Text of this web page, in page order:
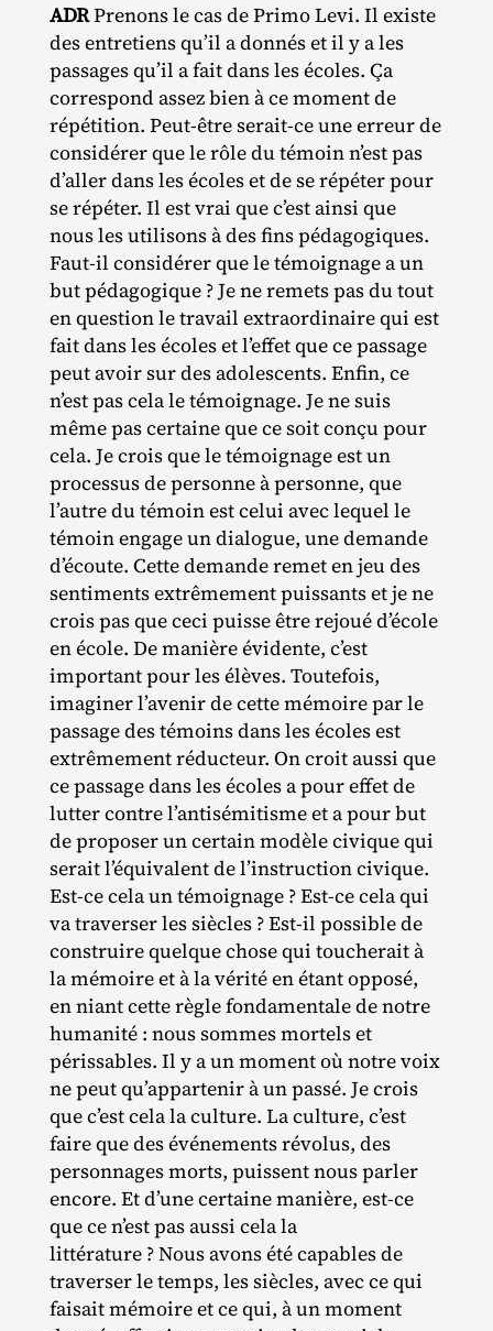
ADRPrenons le cas de Primo Levi. Il existe
des entretiens qu’il a donnés et il y a les
passages qu’il a fait dans les écoles. Ça
correspond assez bien à ce moment de
répétition. Peut‐​être serait‐​ce une erreur de
considérer que le rôle du témoin n’est pas
d’aller dans les écoles et de se répéter pour
se répéter. Il est vrai que c’est ainsi que
nous les utilisons à des fins pédagogiques.
Faut‐​il considérer que le témoignage a un
but pédagogique ? Je ne remets pas du tout
en question le travail extraordinaire qui est
fait dans les écoles et l’effet que ce passage
peut avoir sur des adolescents. Enfin, ce
n’est pas cela le témoignage. Je ne suis
même pas certaine que ce soit conçu pour
cela. Je crois que le témoignage est un
processus de personne à personne, que
l’autre du témoin est celui avec lequel le
témoin engage un dialogue, une demande
d’écoute. Cette demande remet en jeu des
sentiments extrêmement puissants et je ne
crois pas que ceci puisse être rejoué d’école
en école. De manière évidente, c’est
important pour les élèves. Toutefois,
imaginer l’avenir de cette mémoire par le
passage des témoins dans les écoles est
extrêmement réducteur. On croit aussi que
ce passage dans les écoles a pour effet de
lutter contre l’antisémitisme et a pour but
de proposer un certain modèle civique qui
serait l’équivalent de l’instruction civique.
Est‐​ce cela un témoignage ? Est‐​ce cela qui
va traverser les siècles ? Est‐​il possible de
construire quelque chose qui toucherait à
la mémoire et à la vérité en étant opposé,
en niant cette règle fondamentale de notre
humanité : nous sommes mortels et
périssables. Il y a un moment où notre voix
ne peut qu’appartenir à un passé. Je crois
que c’est cela la culture. La culture, c’est
faire que des événements révolus, des
personnages morts, puissent nous parler
encore. Et d’une certaine manière, est‐​ce
que ce n’est pas aussi cela la
littérature ? Nous avons été capables de
traverser le temps, les siècles, avec ce qui
faisait mémoire et ce qui, à un moment